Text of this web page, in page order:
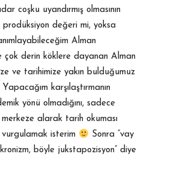
coşku uyandırmış olmasının
değeri mi, yoksa
Alman
çok derin köklere dayanan Alman
ve tarihimize yakın bulduğumuz
karşılaştırmanın
yönü olmadığını, sadece
alarak tarih okuması
vurgulamak isterim
Sonra “vay
böyle jukstapozisyon” diye